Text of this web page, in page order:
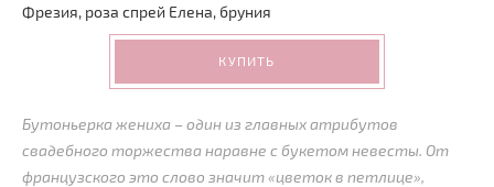
Фрезия, роза спрей Елена, бруния
КУПИТЬ
Бутоньерка жениха – один из главных атрибутов
свадебного торжества наравне с букетом невесты. От
французского это слово значит «цветок в петлице»,